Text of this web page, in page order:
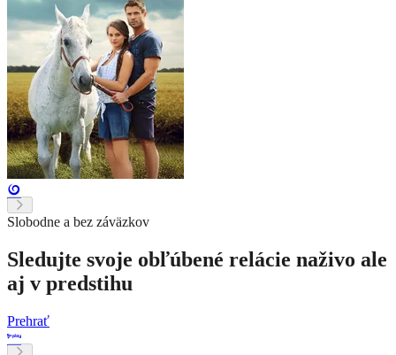
Slobodne a bez záväzkov
Sledujte svoje obľúbené relácie naživo ale
aj v predstihu
Prehrať